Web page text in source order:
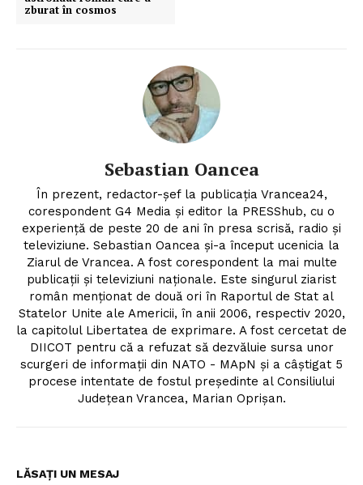
zburat în cosmos
Sebastian Oancea
În prezent, redactor-șef la publicația Vrancea24,
corespondent G4 Media și editor la PRESShub, cu o
experiență de peste 20 de ani în presa scrisă, radio și
televiziune. Sebastian Oancea și-a început ucenicia la
Ziarul de Vrancea. A fost corespondent la mai multe
publicații și televiziuni naționale. Este singurul ziarist
român menționat de două ori în Raportul de Stat al
Statelor Unite ale Americii, în anii 2006, respectiv 2020,
la capitolul Libertatea de exprimare. A fost cercetat de
DIICOT pentru că a refuzat să dezvăluie sursa unor
scurgeri de informații din NATO - MApN și a câștigat 5
procese intentate de fostul președinte al Consiliului
Județean Vrancea, Marian Oprișan.
LĂSAȚI UN MESAJ